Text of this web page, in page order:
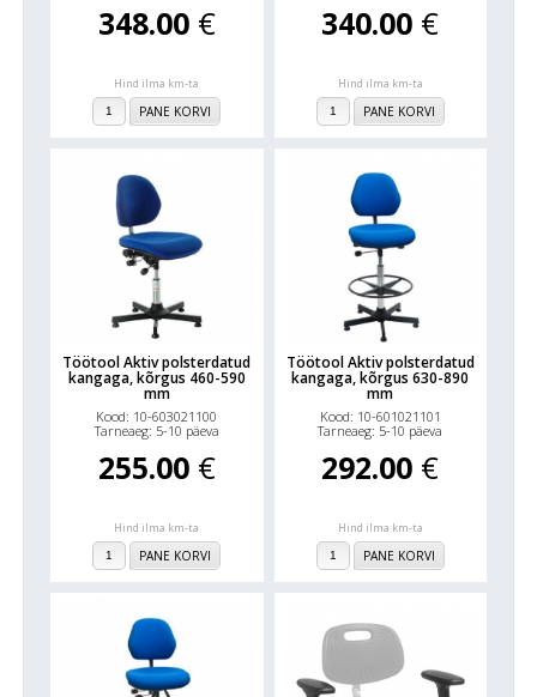
348.00 €
Hind ilma km-ta
PANE KORVI
340.00 €
Hind ilma km-ta
PANE KORVI
Töötool Aktiv polsterdatud
kangaga, kõrgus 460-590
mm
Kood: 10-603021100
Tarneaeg: 5-10 päeva
255.00 €
Hind ilma km-ta
PANE KORVI
Töötool Aktiv polsterdatud
kangaga, kõrgus 630-890
mm
Kood: 10-601021101
Tarneaeg: 5-10 päeva
292.00 €
Hind ilma km-ta
PANE KORVI